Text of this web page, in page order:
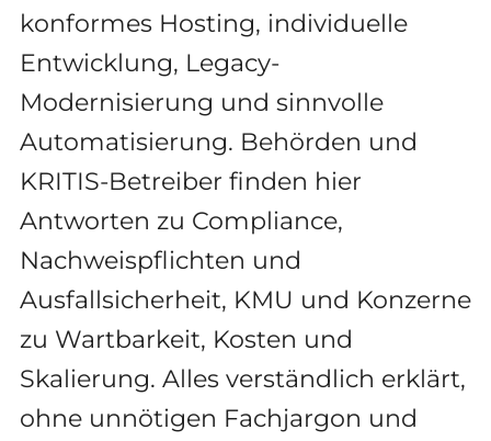
konformes Hosting, individuelle
Entwicklung, Legacy-
Modernisierung und sinnvolle
Automatisierung. Behörden und
KRITIS-Betreiber finden hier
Antworten zu Compliance,
Nachweispflichten und
Ausfallsicherheit, KMU und Konzerne
zu Wartbarkeit, Kosten und
Skalierung. Alles verständlich erklärt,
ohne unnötigen Fachjargon und